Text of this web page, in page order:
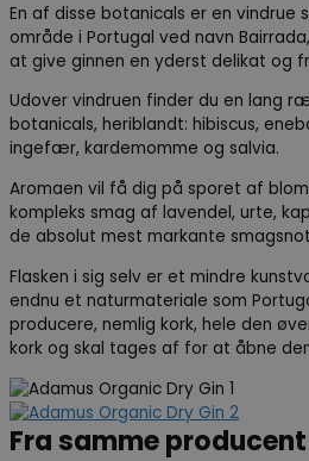
En af disse botanicals er en vindrue
område i Portugal ved navn
at give ginnen en yderst delikat og
Udover vindruen finder du en lang
botanicals, heriblandt: hibiscus,
ingefær, kardemomme og salvia.
Aromaen vil få dig på sporet af
kompleks smag af lavendel, urte,
de absolut mest markante
Flasken i sig selv er et mindre
endnu et naturmateriale som
producere, nemlig kork, hele den
kork og skal tages af for at åbne
Fra samme producent